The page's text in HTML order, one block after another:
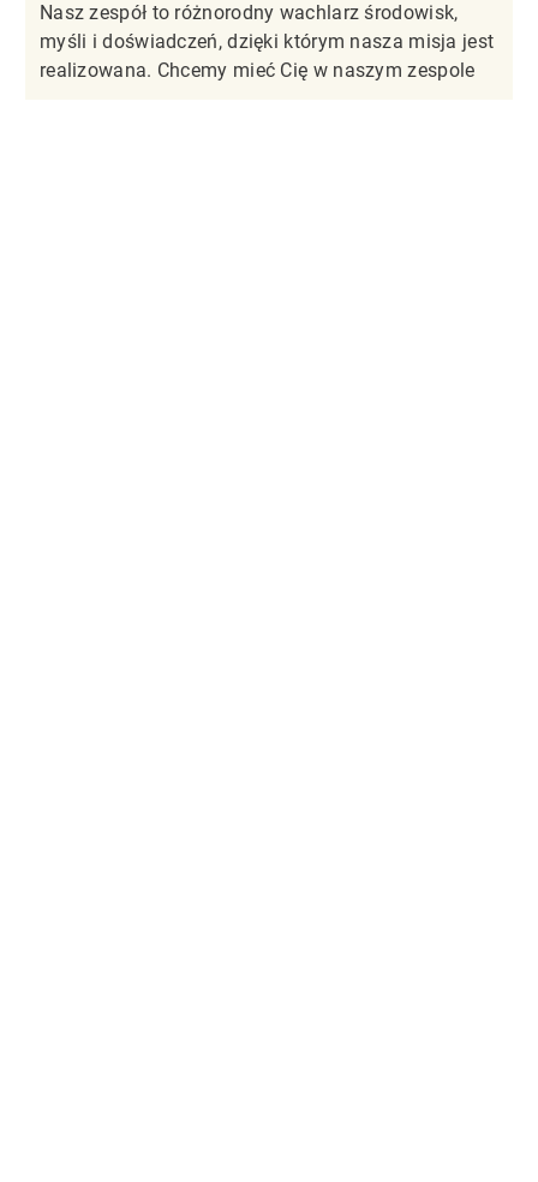
Nasz zespół to różnorodny wachlarz środowisk,
myśli i doświadczeń, dzięki którym nasza misja jest
realizowana. Chcemy mieć Cię w naszym zespole